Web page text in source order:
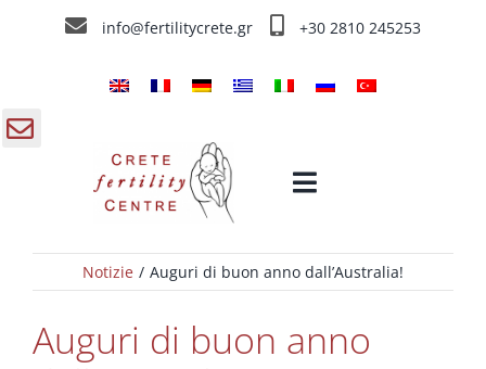
info@fertilitycrete.gr +30 2810 245253
Toggle
Chi siamo
Notizie Auguri di buon anno dall’Australia!
Auguri di buon anno